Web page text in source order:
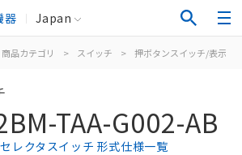
器 Japan
商品カテゴリ > スイッチ > 押ボタンスイッチ/表示灯
TAA-G002-AB
レクタスイッチ 形式仕様一覧